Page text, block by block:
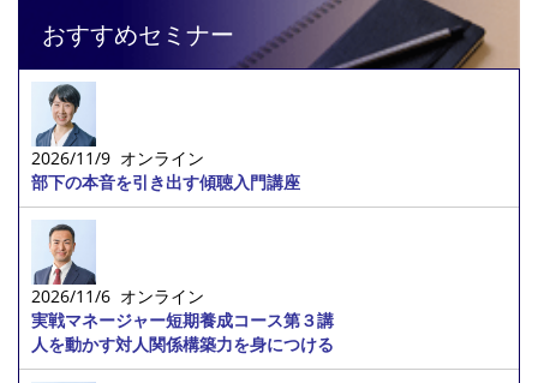
おすすめセミナー
2026/11/9 オンライン
部下の本音を引き出す傾聴入門講座
2026/11/6 オンライン
実戦マネージャー短期養成コース第３講
人を動かす対人関係構築力を身につける